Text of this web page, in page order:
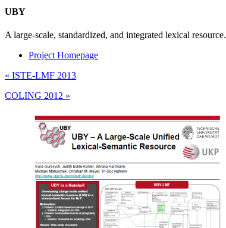
UBY
A large-scale, standardized, and integrated lexical resource.
Project Homepage
« ISTE-LMF 2013
COLING 2012 »